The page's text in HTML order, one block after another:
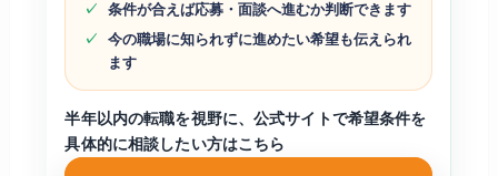
条件が合えば応募・面談へ進むか判断できます
今の職場に知られずに進めたい希望も伝えられ
ます
半年以内の転職を視野に、公式サイトで希望条件を
具体的に相談したい方はこちら